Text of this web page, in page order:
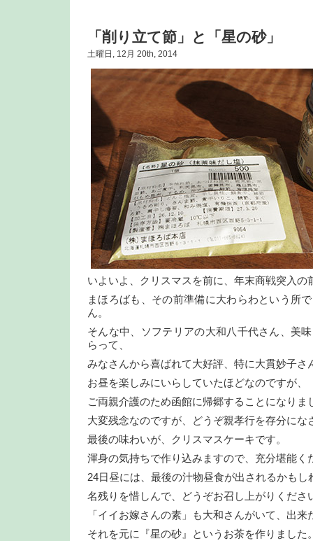
「削り立て節」と「星の砂」
土曜日, 12月 20th, 2014
いよいよ、クリスマスを前に、年末商戦突入の
まほろばも、その前準備に大わらわという所
ん。
そんな中、ソフテリアの大和八千代さん、美
らって、
みなさんから喜ばれて大好評、特に大貫妙子さ
お昼を楽しみにいらしていたほどなのですが、
ご両親介護のため函館に帰郷することになりま
大変残念なのですが、どうぞ親孝行を存分にな
最後の味わいが、クリスマスケーキです。
渾身の気持ちで作り込みますので、充分堪能く
24日昼には、最後の汁物昼食が出されるかもし
名残りを惜しんで、どうぞお召し上がりくださ
「イイお嫁さんの素」も大和さんがいて、出来
それを元に『星の砂』というお茶を作りました